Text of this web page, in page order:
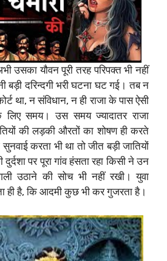
उसका यौवन पूरी तरह परिपक्त भी नहीं
बड़ी दरिन्दगी भरी घटना घट गई। तब न
था, न संविधान, न ही राजा के पास ऐसी
समय। उस समय ज्यादातर राजा
की लड़की औरतों का शोषण ही करते
करता भी था तो जीत बड़ी जातियों
दुर्दशा पर पूरा गांव हंसता रहा किसी ने उन
उठाने की सोच भी नहीं रखी। युवा
ही है, कि आदमी कुछ भी कर गुजरता है।